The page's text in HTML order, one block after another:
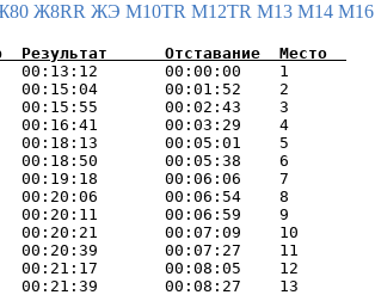
Ж8RR ЖЭ М10TR М12TR М13 М14 М16
00:13:12       00:00:00    1
00:15:04       00:01:52    2
00:15:55       00:02:43    3
00:16:41       00:03:29    4
00:18:13       00:05:01    5
00:18:50       00:05:38    6
00:19:18       00:06:06    7
00:20:06       00:06:54    8
00:20:11       00:06:59    9
00:20:21       00:07:09    10
00:20:39       00:07:27    11
00:21:17       00:08:05    12
00:21:39       00:08:27    13